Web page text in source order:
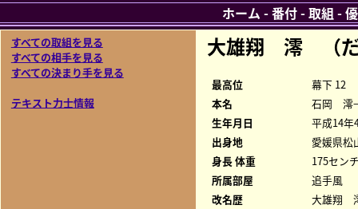
すべての取組を見る
すべての相手を見る
すべての決まり手を見る
テキスト力士情報
大雄翔 澪 （
最高位
幕下 12
本名
石岡 澪
生年月日
平成14年
出身地
愛媛県松
身長 体重
175セン
所属部屋
追手風
改名歴
大雄翔
ホーム -番付-取組 -